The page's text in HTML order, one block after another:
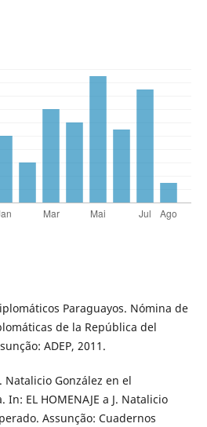
Paraguayos. Nómina de
de la República del
ADEP, 2011.
Natalicio González en el
EL HOMENAJE a J. Natalicio
Assunção: Cuadernos